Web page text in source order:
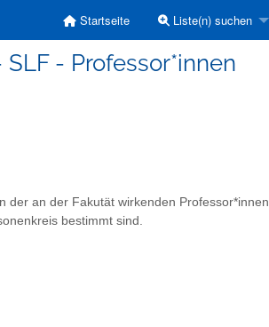
Startseite Liste(n) suchen
- Professor*innen
der an der Fakutät wirkenden Professor*innen
bestimmt sind.